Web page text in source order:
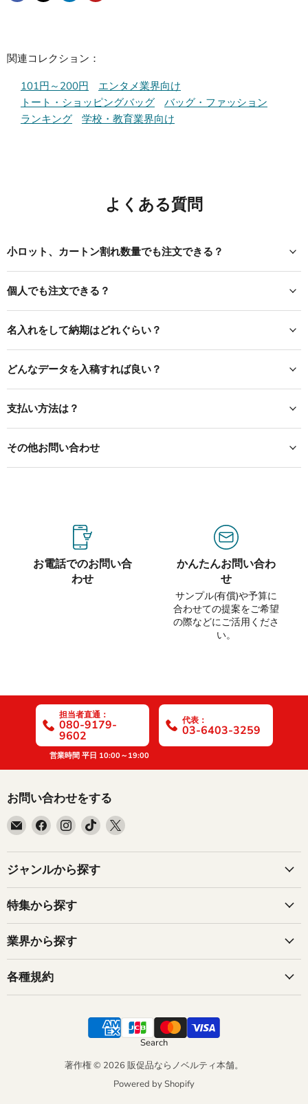
関連コレクション：
101円～200円
エンタメ業界向け
トート・ショッピングバッグ
バッグ・ファッション
ランキング
学校・教育業界向け
よくある質問
小ロット、カートン割れ数量でも注文できる？
個人でも注文できる？
名入れをして納期はどれぐらい？
どんなデータを入稿すれば良い？
支払い方法は？
その他お問い合わせ
お電話でのお問い合
わせ
かんたんお問い合わ
せ
サンプル(有償)や予算に
合わせての提案をご希望
の際などにご活用くださ
い。
担当者直通：
080-9179-
9602
代表：
03-6403-3259
営業時間 平日 10:00～19:00
お問い合わせをする
E
ー
ル
見
つ
け
て
く
だ
Facebook
見
つ
て
く
だ
さ
い
Instagram
見
つ
だ
さ
い
TikTok
見
つ
だ
い
X
見
だ
い
ジャンルから探す
特集から探す
業界から探す
各種規約
Search
著作権 © 2026 販促品ならノベルティ本舗。
Powered by Shopify